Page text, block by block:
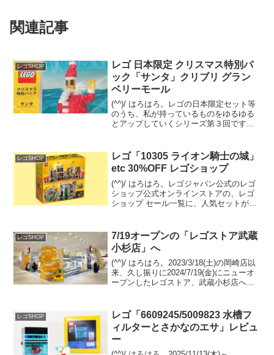
関連記事
レゴSHOP
レゴ 日本限定 クリスマス特別パ
ック「サンタ」クリブリ グラン
ベリーモール
(^^)/ はろはろ。レゴの日本限定セット等
のうち、私が持っているものをゆるゆる
とアップしていくシリーズ第３回です。
うシリーズの３セットを順にご紹介。ク
リスマス特別パッ...
レゴSHOP
レゴ「10305 ライオン騎士の城」
etc 30%OFF レゴショップ
(^^)/ はろはろ。レゴジャパン公式のレゴ
ショップ公式オンラインストアの、レゴ
ショップ セール一覧に、人気セットが
の城」がセール。 置き場所があれば２箱
めも欲し...
レゴSHOP
7/19オープンの「レゴストア武蔵
小杉店」へ
(^^)/ はろはろ。2023/3/18(土)の岡崎店以
来、久し振りに2024/7/19(金)にニューオ
ープンしたレゴストア、武蔵小杉店へ伺
4F。 シナテック運営です...
レゴSHOP
レゴ「6609245/5009823 水槽フ
ィルターとさかなのエサ」レビュ
ー